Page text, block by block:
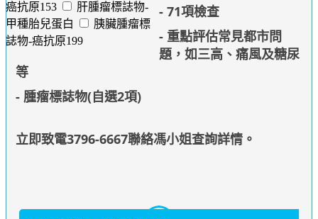
癌抗原153
肝腫瘤標誌物-
甲種胎兒蛋白
胰臟腫瘤標
誌物-癌抗原199
- 71項檢查
- 重點評估常見都市問
題，如三高、痛風及糖尿
等
- 腫瘤標誌物(自選2項)
立即致電3796-6667聯絡馮小姐查詢詳情。